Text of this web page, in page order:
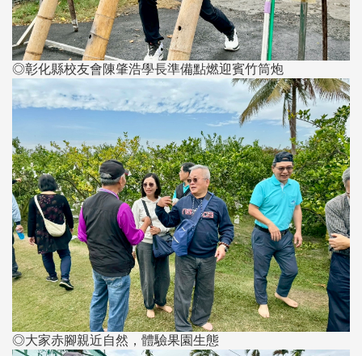
◎彰化縣校友會陳肇浩學長準備點燃迎賓竹筒炮
◎大家赤腳親近自然，體驗果園生態